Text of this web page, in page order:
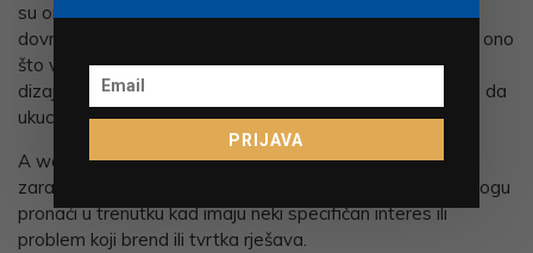
su oni vrlo učinkoviti u izgradnji brand awarenessa i
dovršavanju procesa kupnje u određenim situacijama, no ono
što vidim da mnogi brendovi rade jest da naprave lijepo
dizajniranu web stranicu koju nitko ne može pronaći osim da
ukuca baš ime brenda u Google tražilicu.
A web stranice koje su samo ukrasnog karaktera ne
zarađuju niti mali dio onoga što bi mogle da ih korisnici mogu
pronaći u trenutku kad imaju neki specifičan interes ili
problem koji brend ili tvrtka rješava.
PRIJAVA